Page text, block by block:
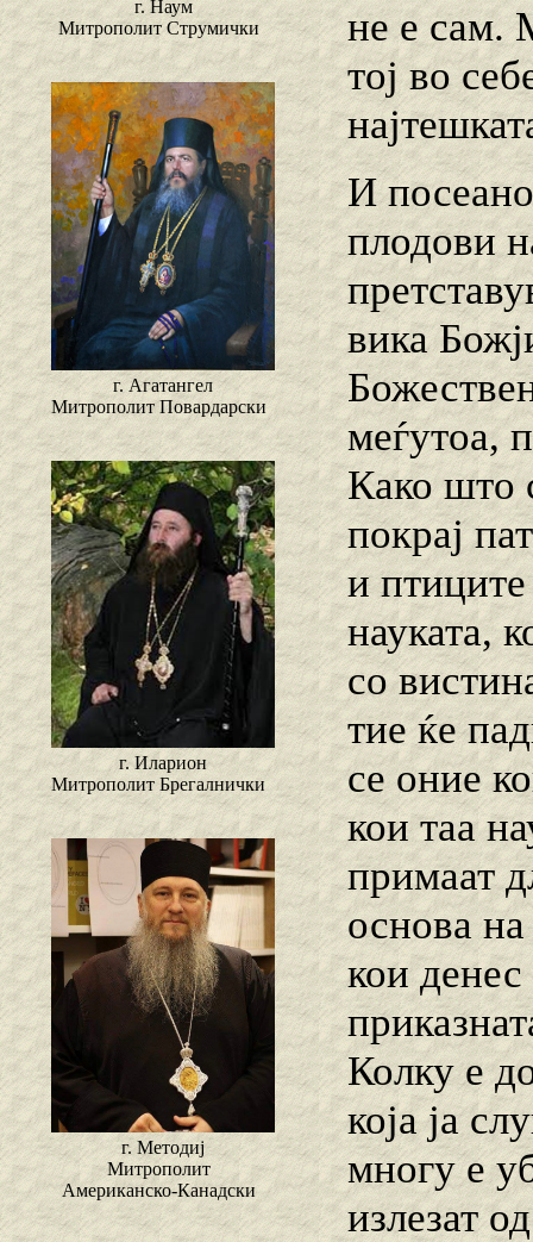
г. Наум
Митрополит Струмички
г. Агатангел
Митрополит Повардарски
г. Иларион
Митрополит Брегалнички
г. Методиј
Митрополит
Американско-Канадски
не е сам.
тој во
И
плодови
вика
меѓутоа,
Како што
покрај
и
науката,
со
тие ќе
се оние
кои таа
примаат
основа
кои
Колку е
која ја
многу е
излезат